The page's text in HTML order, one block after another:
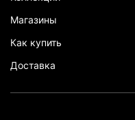
Магазины
Как купить
Доставка